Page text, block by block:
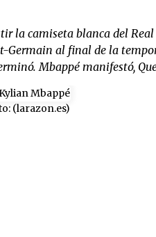
la camiseta blanca del
Germain al final de la
Mbappé manifestó,
(larazon.es)